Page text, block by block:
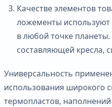
Качестве элементов
ложементы используют
в любой точке
составляющей кресла,
Универсальность
использования широкого
термопластов,